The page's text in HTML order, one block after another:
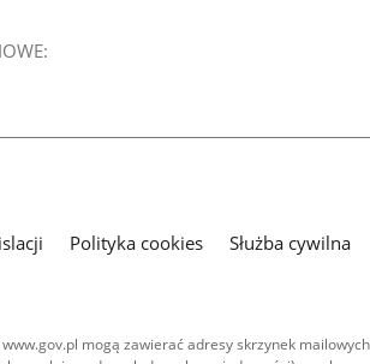
Polityka cookies Służba cywilna
mogą zawierać adresy skrzynek